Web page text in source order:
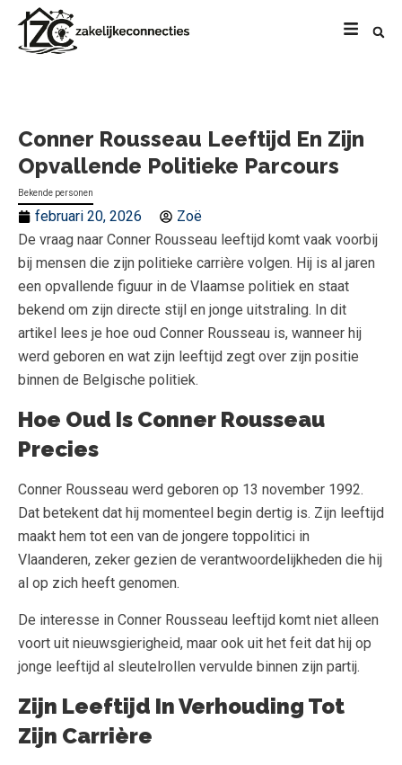
Conner Rousseau Leeftijd En Zijn
Opvallende Politieke Parcours
Bekende personen
februari 20, 2026
Zoë
De vraag naar Conner Rousseau leeftijd komt vaak voorbij
bij mensen die zijn politieke carrière volgen. Hij is al jaren
een opvallende figuur in de Vlaamse politiek en staat
bekend om zijn directe stijl en jonge uitstraling. In dit
artikel lees je hoe oud Conner Rousseau is, wanneer hij
werd geboren en wat zijn leeftijd zegt over zijn positie
binnen de Belgische politiek.
Hoe Oud Is Conner Rousseau
Precies
Conner Rousseau werd geboren op 13 november 1992.
Dat betekent dat hij momenteel begin dertig is. Zijn leeftijd
maakt hem tot een van de jongere toppolitici in
Vlaanderen, zeker gezien de verantwoordelijkheden die hij
al op zich heeft genomen.
De interesse in Conner Rousseau leeftijd komt niet alleen
voort uit nieuwsgierigheid, maar ook uit het feit dat hij op
jonge leeftijd al sleutelrollen vervulde binnen zijn partij.
Zijn Leeftijd In Verhouding Tot
Zijn Carrière